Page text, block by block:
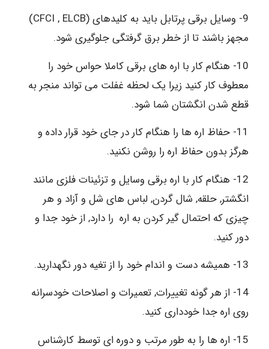
9- وسایل برقی پرتابل باید به کلیدهای (CFCI , ELCB)
مجهز باشند تا از خطر برق گرفتگی جلوگیری شود.
10- هنگام کار با اره های برقی کاملا حواس خود را
معطوف کار کنید زیرا یک لحظه غفلت می تواند منجر به
قطع شدن انگشتان شما شود.
11- حفاظ اره ها را هنگام کار در جای خود قرار داده و
هرگز بدون حفاظ اره را روشن نکنید.
12- هنگام کار با اره برقی وسایل و تزئینات فلزی مانند
انگشتر, حلقه, شال گردن, لباس های شل و آزاد و هر
چیزی که احتمال گیر کردن به اره را دارد, از خود جدا و
دور کنید.
13- همیشه دست و اندام خود را از تغیه دور نگهدارید.
14- از هر گونه تغییرات, تعمیرات و اصلاحات خودسرانه
روی اره جدا خودداری کنید.
15- اره ها را به طور مرتب و دوره ای توسط کارشناس